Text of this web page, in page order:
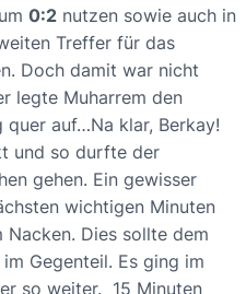
0:2 nutzen sowie auch in
Treffer für das
Doch damit war nicht
legte Muharrem den
auf…Na klar, Berkay!
und so durfte der
gehen. Ein gewisser
wichtigen Minuten
Dies sollte dem
Gegenteil. Es ging im
so weiter. 15 Minuten